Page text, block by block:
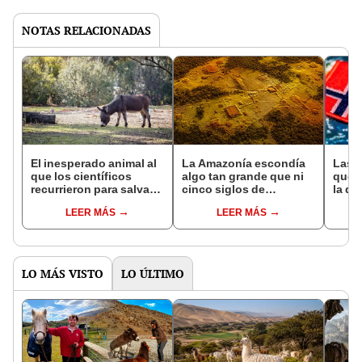
NOTAS RELACIONADAS
El inesperado animal al
que los científicos
recurrieron para salvar
reintroducción de un
asno salvaje está
en un paisaje con más
LEER MÁS
La Amazonía escondía
algo tan grande que ni
cinco siglos de
encontrarlo: el hallazgo
podría cambiar todo lo
pasado
LEER MÁS
Las
que
la de
LO MÁS VISTO LO ÚLTIMO